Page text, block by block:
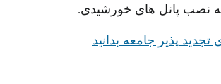
به نصب پانل های خورشیدی.
تجدید پذیر جامعه بدانید